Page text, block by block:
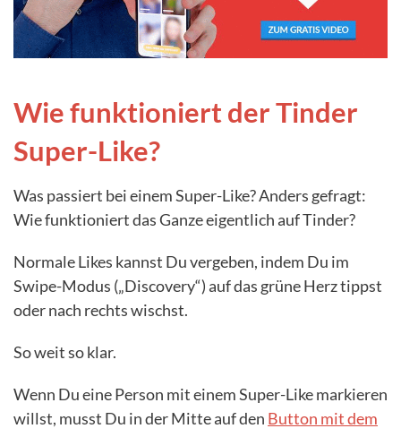
Wie funktioniert der Tinder
Super-Like?
Was passiert bei einem Super-Like? Anders gefragt:
Wie funktioniert das Ganze eigentlich auf Tinder?
Normale Likes kannst Du vergeben, indem Du im
Swipe-Modus („Discovery“) auf das grüne Herz tippst
oder nach rechts wischst.
So weit so klar.
Wenn Du eine Person mit einem Super-Like markieren
willst, musst Du in der Mitte auf den Button mit dem